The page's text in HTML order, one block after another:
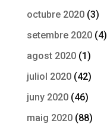
octubre 2020(3)
setembre 2020(4)
agost 2020(1)
juliol 2020(42)
juny 2020(46)
maig 2020(88)